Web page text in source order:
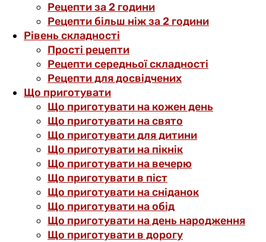
Рецепти за 2 години
Рецепти більш ніж за 2 години
Рівень складності
Прості рецепти
Рецепти середньої складності
Рецепти для досвідчених
Що приготувати
Що приготувати на кожен день
Що приготувати на свято
Що приготувати для дитини
Що приготувати на пікнік
Що приготувати на вечерю
Що приготувати в піст
Що приготувати на сніданок
Що приготувати на обід
Що приготувати на день народження
Що приготувати в дорогу